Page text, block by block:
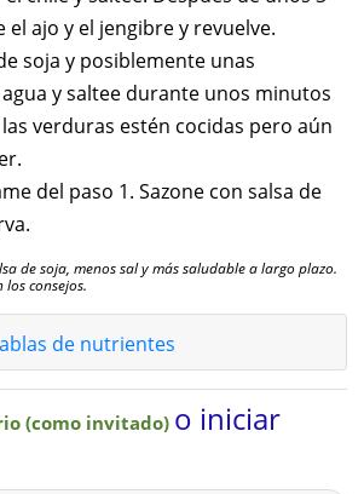
el ajo y el jengibre y revuelve.
soja y posiblemente unas
y saltee durante unos minutos
verduras estén cocidas pero aún
del paso 1. Sazone con salsa de
de soja, menos sal y más saludable a largo plazo.
los consejos.
de nutrientes
(como invitado) o iniciar